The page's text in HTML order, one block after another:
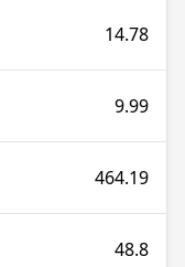
14.78
9.99
464.19
48.8